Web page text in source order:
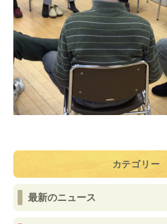
カテゴリー
最新のニュース